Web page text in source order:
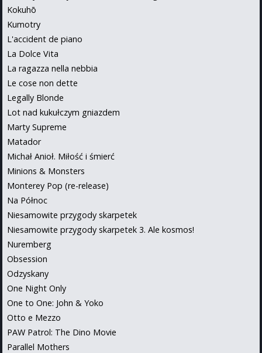
Kokuhō
Kumotry
L'accident de piano
La Dolce Vita
La ragazza nella nebbia
Le cose non dette
Legally Blonde
Lot nad kukułczym gniazdem
Marty Supreme
Matador
Michał Anioł. Miłość i śmierć
Minions & Monsters
Monterey Pop (re-release)
Na Północ
Niesamowite przygody skarpetek
Niesamowite przygody skarpetek 3. Ale kosmos!
Nuremberg
Obsession
Odzyskany
One Night Only
One to One: John & Yoko
Otto e Mezzo
PAW Patrol: The Dino Movie
Parallel Mothers